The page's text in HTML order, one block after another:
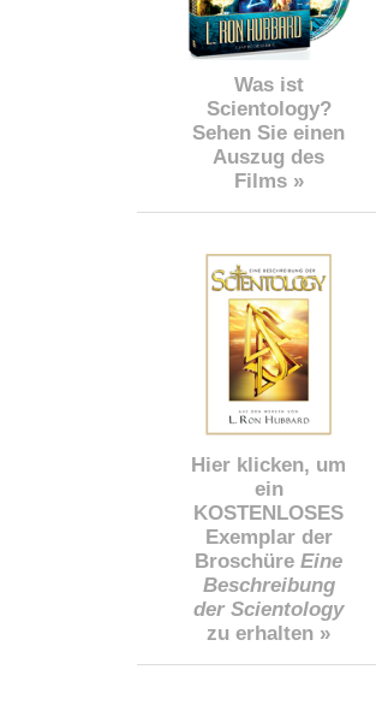
Was ist
Scientology?
Sehen Sie einen
Auszug des
Films »
Hier klicken, um
ein
KOSTENLOSES
Exemplar der
Broschüre Eine
Beschreibung
der Scientology
zu erhalten »